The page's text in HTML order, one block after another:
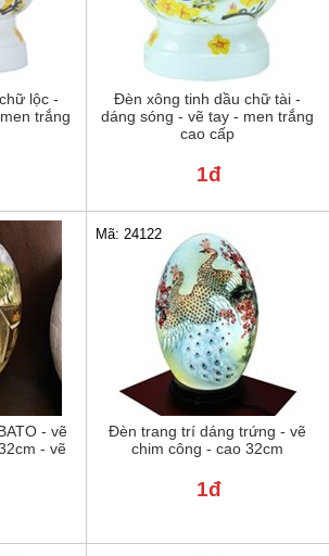
lộc -
trắng
Đèn xông tinh dầu chữ tài -
dáng sóng - vẽ tay - men trắng
cao cấp
1đ
- vẽ
- vẽ
Đèn trang trí dáng trứng - vẽ
chim công - cao 32cm
Mã: 24122
1đ